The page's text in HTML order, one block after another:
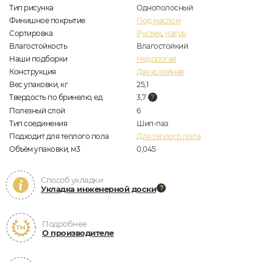
Тип рисунка
Однополосный
Финишное покрытие
Под маслом
Сортировка
Рустик, Натур
Влагостойкость
Влагостойкий
Наши подборки
Недорогая
Конструкция
Двухслойная
Вес упаковки, кг
25,1
Твердость по бринелю, ед
3,7
Полезный слой
6
Тип соединения
Шип-паз
Подходит для теплого пола
Для теплого пола
Объём упаковки, м3
0,045
Способ укладки
Укладка инженерной доски
Подробнее
О производителе